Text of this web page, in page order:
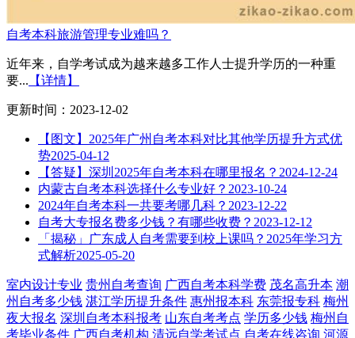
自考本科旅游管理专业难吗？
近年来，自学考试成为越来越多工作人士提升学历的一种重
要... 【详情】
更新时间：2023-12-02
【图文】2025年广州自考本科对比其他学历提升方式优
势2025-04-12
【答疑】深圳2025年自考本科在哪里报名？ 2024-12-24
内蒙古自考本科选择什么专业好？ 2023-10-24
2024年自考本科一共要考哪几科？ 2023-12-22
自考大专报名费多少钱？有哪些收费？ 2023-12-12
「揭秘」广东成人自考需要到校上课吗？2025年学习方
式解析2025-05-20
室内设计专业 贵州自考查询 广西自考本科学费 茂名高升本 潮
州自考多少钱 湛江学历提升条件 惠州报本科 东莞报专科 梅州
夜大报名 深圳自考本科报考 山东自考考点 学历多少钱 梅州自
考毕业条件 广西自考机构 清远自学考试点 自考在线咨询 河源